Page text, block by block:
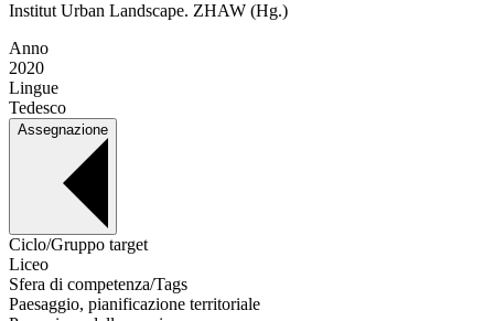
Institut Urban Landscape. ZHAW (Hg.)
Anno
2020
Lingue
Tedesco
Assegnazione
Ciclo/Gruppo target
Liceo
Sfera di competenza/Tags
Paesaggio, pianificazione territoriale